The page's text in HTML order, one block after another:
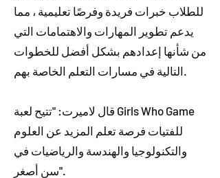
للطلاب خبرات فريدة وفرصًا تعليمية ، مما
يدعم تطوير المهارات والاهتمامات التي
من شأنها إعدادهم بشكل أفضل للخطوات
التالية في مسارات التعلم الخاصة بهم.
قال لاميرت: "تتيح لعبة Girls Who Game
للفتيات فرصة تعلم المزيد عن العلوم
والتكنولوجيا والهندسة والرياضيات في
سن أصغر".